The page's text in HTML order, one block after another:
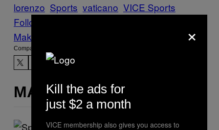
lorenzo Sports vaticano VICE Sports
Follow Us On Discover
Make Us Preferred In Top Stories
Compartir:
MÁS DE LO MISMO
×
Kill the ads for
just $2 a month
VICE membership also gives you access to